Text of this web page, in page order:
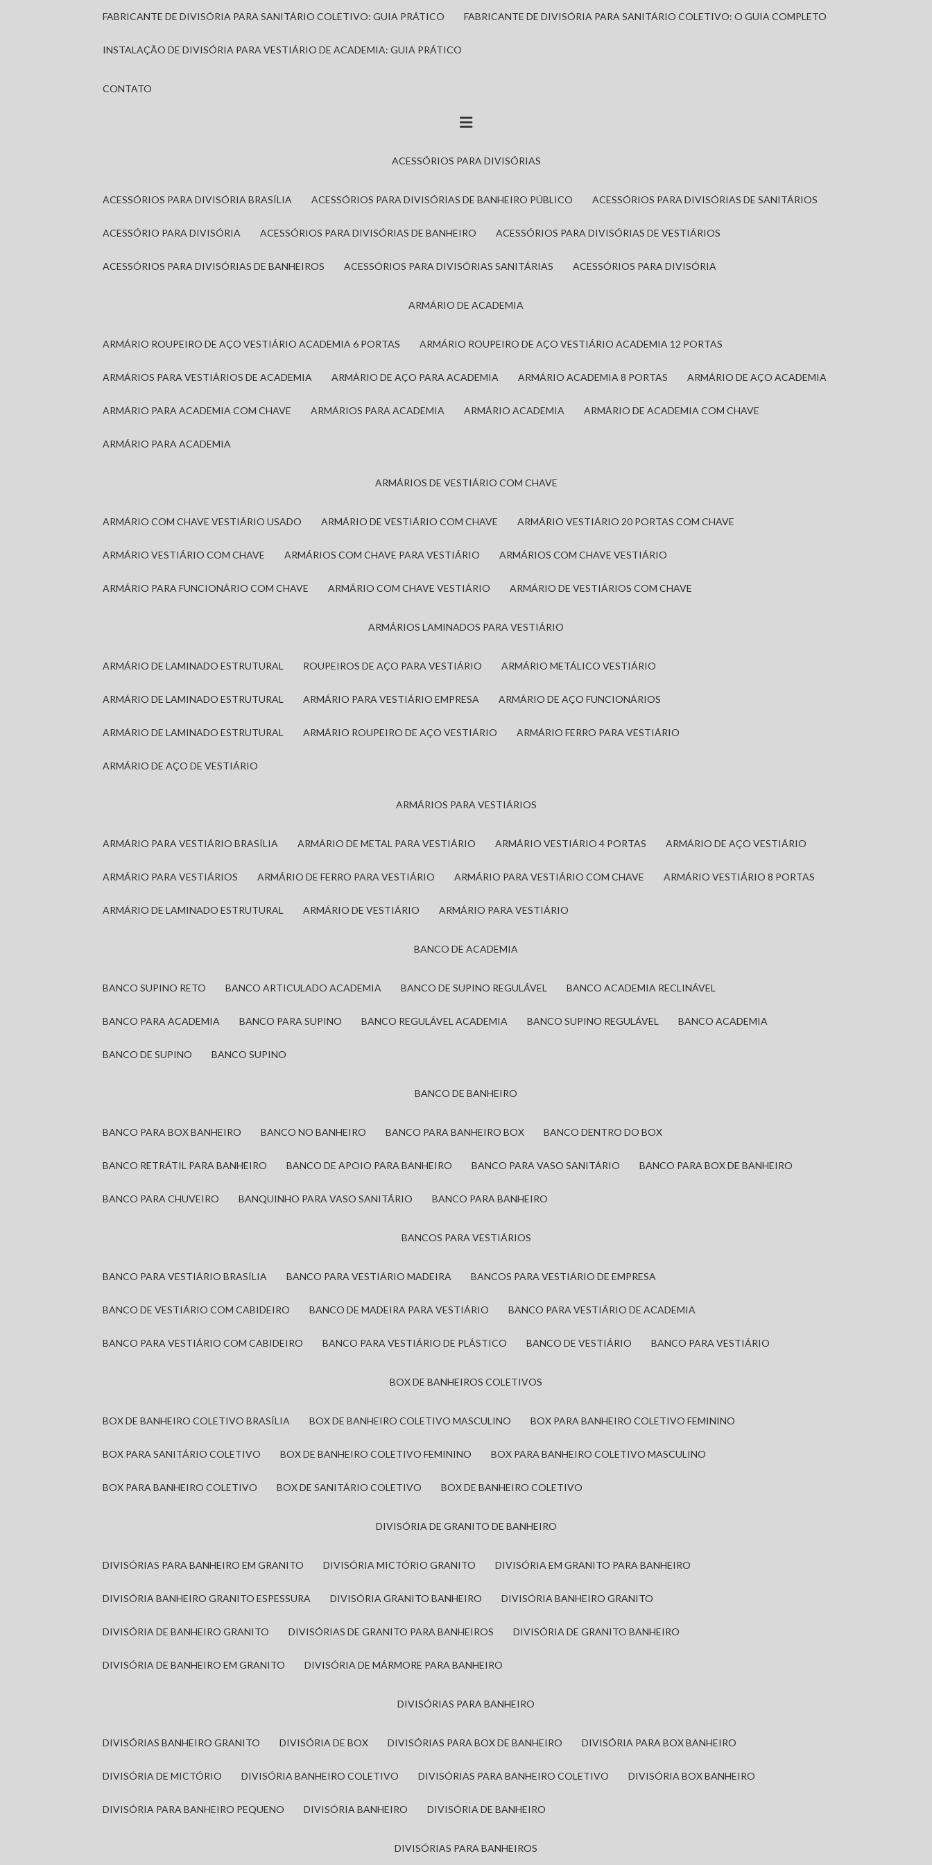
FABRICANTE DE DIVISÓRIA PARA SANITÁRIO COLETIVO: GUIA PRÁTICO FABRICANTE DE DIVISÓRIA PARA SANITÁRIO COLETIVO: O GUIA COMPLETO
INSTALAÇÃO DE DIVISÓRIA PARA VESTIÁRIO DE ACADEMIA: GUIA PRÁTICO
CONTATO
ACESSÓRIOS PARA DIVISÓRIAS
ACESSÓRIOS PARA DIVISÓRIA BRASÍLIA ACESSÓRIOS PARA DIVISÓRIAS DE BANHEIRO PÚBLICO ACESSÓRIOS PARA DIVISÓRIAS DE SANITÁRIOS
ACESSÓRIO PARA DIVISÓRIA ACESSÓRIOS PARA DIVISÓRIAS DE BANHEIRO ACESSÓRIOS PARA DIVISÓRIAS DE VESTIÁRIOS
ACESSÓRIOS PARA DIVISÓRIAS DE BANHEIROS ACESSÓRIOS PARA DIVISÓRIAS SANITÁRIAS ACESSÓRIOS PARA DIVISÓRIA
ARMÁRIO DE ACADEMIA
ARMÁRIO ROUPEIRO DE AÇO VESTIÁRIO ACADEMIA 6 PORTAS ARMÁRIO ROUPEIRO DE AÇO VESTIÁRIO ACADEMIA 12 PORTAS
ARMÁRIOS PARA VESTIÁRIOS DE ACADEMIA ARMÁRIO DE AÇO PARA ACADEMIA ARMÁRIO ACADEMIA 8 PORTAS ARMÁRIO DE AÇO ACADEMIA
ARMÁRIO PARA ACADEMIA COM CHAVE ARMÁRIOS PARA ACADEMIA ARMÁRIO ACADEMIA ARMÁRIO DE ACADEMIA COM CHAVE
ARMÁRIO PARA ACADEMIA
ARMÁRIOS DE VESTIÁRIO COM CHAVE
ARMÁRIO COM CHAVE VESTIÁRIO USADO ARMÁRIO DE VESTIÁRIO COM CHAVE ARMÁRIO VESTIÁRIO 20 PORTAS COM CHAVE
ARMÁRIO VESTIÁRIO COM CHAVE ARMÁRIOS COM CHAVE PARA VESTIÁRIO ARMÁRIOS COM CHAVE VESTIÁRIO
ARMÁRIO PARA FUNCIONÁRIO COM CHAVE ARMÁRIO COM CHAVE VESTIÁRIO ARMÁRIO DE VESTIÁRIOS COM CHAVE
ARMÁRIOS LAMINADOS PARA VESTIÁRIO
ARMÁRIO DE LAMINADO ESTRUTURAL ROUPEIROS DE AÇO PARA VESTIÁRIO ARMÁRIO METÁLICO VESTIÁRIO
ARMÁRIO DE LAMINADO ESTRUTURAL ARMÁRIO PARA VESTIÁRIO EMPRESA ARMÁRIO DE AÇO FUNCIONÁRIOS
ARMÁRIO DE LAMINADO ESTRUTURAL ARMÁRIO ROUPEIRO DE AÇO VESTIÁRIO ARMÁRIO FERRO PARA VESTIÁRIO
ARMÁRIO DE AÇO DE VESTIÁRIO
ARMÁRIOS PARA VESTIÁRIOS
ARMÁRIO PARA VESTIÁRIO BRASÍLIA ARMÁRIO DE METAL PARA VESTIÁRIO ARMÁRIO VESTIÁRIO 4 PORTAS ARMÁRIO DE AÇO VESTIÁRIO
ARMÁRIO PARA VESTIÁRIOS ARMÁRIO DE FERRO PARA VESTIÁRIO ARMÁRIO PARA VESTIÁRIO COM CHAVE ARMÁRIO VESTIÁRIO 8 PORTAS
ARMÁRIO DE LAMINADO ESTRUTURAL ARMÁRIO DE VESTIÁRIO ARMÁRIO PARA VESTIÁRIO
BANCO DE ACADEMIA
BANCO SUPINO RETO BANCO ARTICULADO ACADEMIA BANCO DE SUPINO REGULÁVEL BANCO ACADEMIA RECLINÁVEL
BANCO PARA ACADEMIA BANCO PARA SUPINO BANCO REGULÁVEL ACADEMIA BANCO SUPINO REGULÁVEL BANCO ACADEMIA
BANCO DE SUPINO BANCO SUPINO
BANCO DE BANHEIRO
BANCO PARA BOX BANHEIRO BANCO NO BANHEIRO BANCO PARA BANHEIRO BOX BANCO DENTRO DO BOX
BANCO RETRÁTIL PARA BANHEIRO BANCO DE APOIO PARA BANHEIRO BANCO PARA VASO SANITÁRIO BANCO PARA BOX DE BANHEIRO
BANCO PARA CHUVEIRO BANQUINHO PARA VASO SANITÁRIO BANCO PARA BANHEIRO
BANCOS PARA VESTIÁRIOS
BANCO PARA VESTIÁRIO BRASÍLIA BANCO PARA VESTIÁRIO MADEIRA BANCOS PARA VESTIÁRIO DE EMPRESA
BANCO DE VESTIÁRIO COM CABIDEIRO BANCO DE MADEIRA PARA VESTIÁRIO BANCO PARA VESTIÁRIO DE ACADEMIA
BANCO PARA VESTIÁRIO COM CABIDEIRO BANCO PARA VESTIÁRIO DE PLÁSTICO BANCO DE VESTIÁRIO BANCO PARA VESTIÁRIO
BOX DE BANHEIROS COLETIVOS
BOX DE BANHEIRO COLETIVO BRASÍLIA BOX DE BANHEIRO COLETIVO MASCULINO BOX PARA BANHEIRO COLETIVO FEMININO
BOX PARA SANITÁRIO COLETIVO BOX DE BANHEIRO COLETIVO FEMININO BOX PARA BANHEIRO COLETIVO MASCULINO
BOX PARA BANHEIRO COLETIVO BOX DE SANITÁRIO COLETIVO BOX DE BANHEIRO COLETIVO
DIVISÓRIA DE GRANITO DE BANHEIRO
DIVISÓRIAS PARA BANHEIRO EM GRANITO DIVISÓRIA MICTÓRIO GRANITO DIVISÓRIA EM GRANITO PARA BANHEIRO
DIVISÓRIA BANHEIRO GRANITO ESPESSURA DIVISÓRIA GRANITO BANHEIRO DIVISÓRIA BANHEIRO GRANITO
DIVISÓRIA DE BANHEIRO GRANITO DIVISÓRIAS DE GRANITO PARA BANHEIROS DIVISÓRIA DE GRANITO BANHEIRO
DIVISÓRIA DE BANHEIRO EM GRANITO DIVISÓRIA DE MÁRMORE PARA BANHEIRO
DIVISÓRIAS PARA BANHEIRO
DIVISÓRIAS BANHEIRO GRANITO DIVISÓRIA DE BOX DIVISÓRIAS PARA BOX DE BANHEIRO DIVISÓRIA PARA BOX BANHEIRO
DIVISÓRIA DE MICTÓRIO DIVISÓRIA BANHEIRO COLETIVO DIVISÓRIAS PARA BANHEIRO COLETIVO DIVISÓRIA BOX BANHEIRO
DIVISÓRIA PARA BANHEIRO PEQUENO DIVISÓRIA BANHEIRO DIVISÓRIA DE BANHEIRO
DIVISÓRIAS PARA BANHEIROS